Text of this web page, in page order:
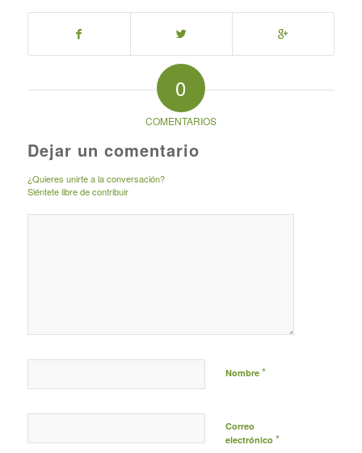
0
COMENTARIOS
Dejar un comentario
¿Quieres unirte a la conversación?
Siéntete libre de contribuir
Nombre *
Correo
electrónico *